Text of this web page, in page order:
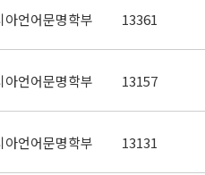
아언어문명학부 13361
아언어문명학부 13157
아언어문명학부 13131